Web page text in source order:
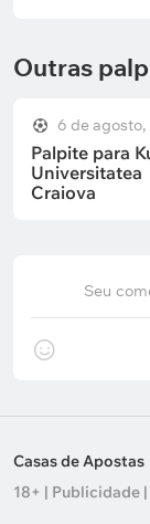
Outras
6 de agosto,
Palpite para
Universitatea
Craiova
Seu
Casas de Apostas
18+ | Publicidade